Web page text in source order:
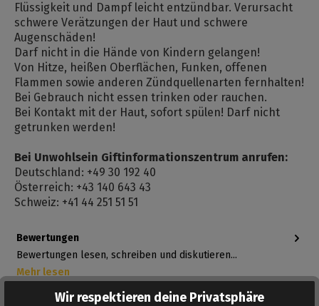
Flüssigkeit und Dampf leicht entzündbar. Verursacht
schwere Verätzungen der Haut und schwere
Augenschäden!
Darf nicht in die Hände von Kindern gelangen!
Von Hitze, heißen Oberflächen, Funken, offenen
Flammen sowie anderen Zündquellenarten fernhalten!
Bei Gebrauch nicht essen trinken oder rauchen.
Bei Kontakt mit der Haut, sofort spülen! Darf nicht
getrunken werden!
Bei Unwohlsein Giftinformationszentrum anrufen:
Deutschland: +49 30 192 40
Österreich: +43 140 643 43
Schweiz: +41 44 251 51 51
Bewertungen
Bewertungen lesen, schreiben und diskutieren...
Mehr lesen
Wir respektieren deine Privatsphäre